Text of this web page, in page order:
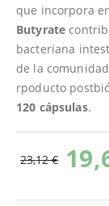
imágenes
que incorpora
Butyrate
bacteriana
de la
rpoducto
120 cápsulas.
23,12 €